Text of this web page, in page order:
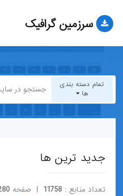
سرزمین گرافیک
تمام دسته بندی
ها
تمام دسته بندی ها
قالب-وردپرس
قالب-HTML
جدید ترین ها
تعداد منابع : 11758 | صفحه